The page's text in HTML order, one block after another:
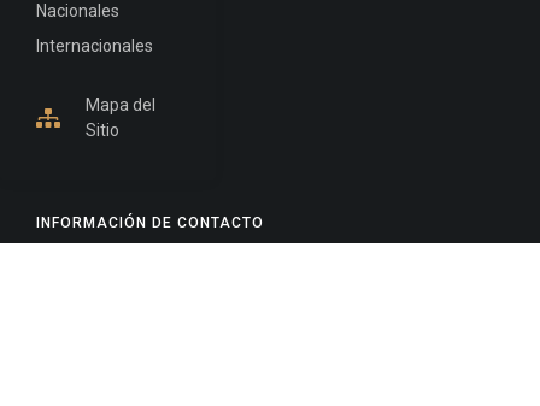
INFORMACIÓN DE CONTACTO
Nacionales
Internacionales
Mapa del
Sitio